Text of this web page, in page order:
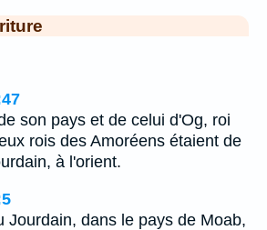
son pays et de celui d'Og, roi
rois des Amoréens étaient de
à l'orient.
Jourdain, dans le pays de Moab,